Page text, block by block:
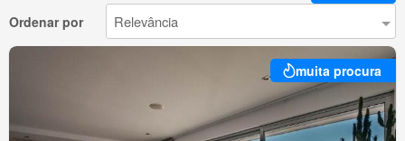
Ordenar por
muita procura